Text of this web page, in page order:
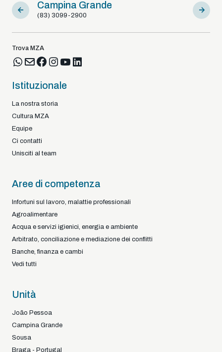
Campina Grande
(83) 3099-2900
Sousa
(83)
Trova MZA
Istituzionale
La nostra storia
Cultura MZA
Equipe
Ci contatti
Unisciti al team
Aree di competenza
Infortuni sul lavoro, malattie professionali
Agroalimentare
Acqua e servizi igienici, energia e ambiente
Arbitrato, conciliazione e mediazione dei conflitti
Banche, finanza e cambi
Vedi tutti
Unità
João Pessoa
Campina Grande
Sousa
Braga - Portugal